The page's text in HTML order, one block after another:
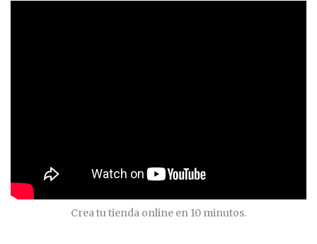
Crea tu tienda online en 10 minutos.